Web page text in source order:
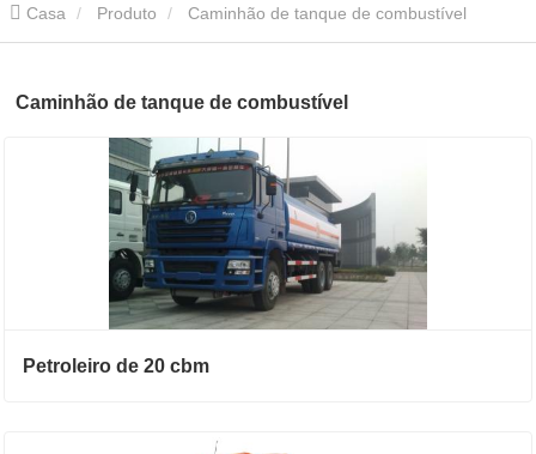
Casa Produto Caminhão de tanque de combustível
Caminhão de tanque de combustível
Petroleiro de 20 cbm